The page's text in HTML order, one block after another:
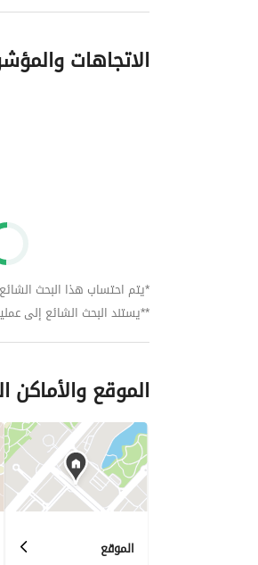
الاتجاهات
*يتم احتساب هذا البحث
**يستند البحث الشائع إلى
الموقع والأماكن
الموقع